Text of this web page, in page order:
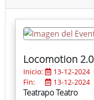
Locomotion 2.0
Inicio: 13-12-2024
Fin:
13-12-2024
Teatrapo Teatro